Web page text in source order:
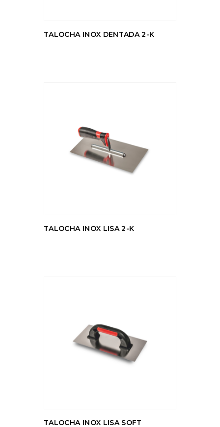
TALOCHA INOX DENTADA 2-K
LER MAIS
TALOCHA INOX LISA 2-K
LER MAIS
TALOCHA INOX LISA SOFT